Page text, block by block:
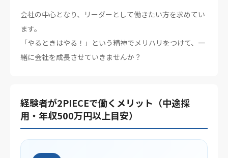
会社の中心となり、リーダーとして働きたい方を求めてい
ます。
「やるときはやる！」という精神でメリハリをつけて、一
緒に会社を成長させていきませんか？
経験者が2PIECEで働くメリット（中途採
用・年収500万円以上目安）